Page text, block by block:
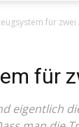
für
für
eigentlich